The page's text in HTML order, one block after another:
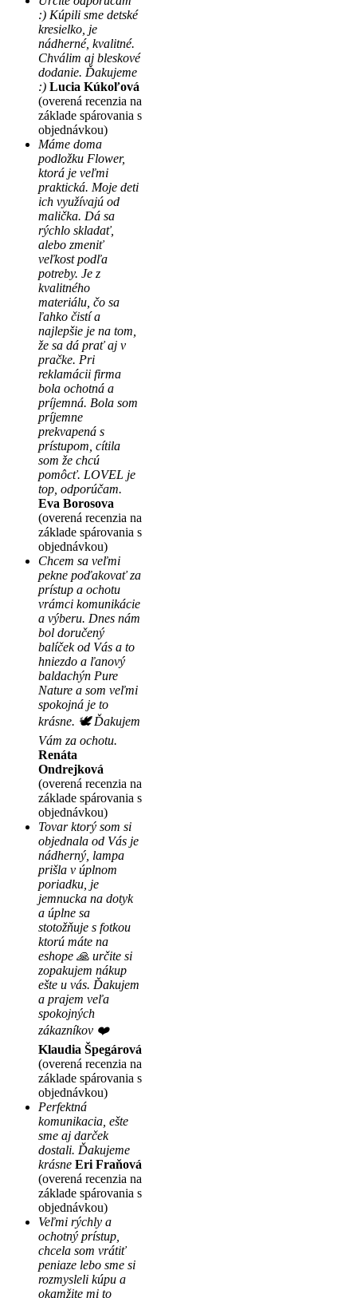
:) Kúpili sme detské
kresielko, je
nádherné, kvalitné.
Chválim aj bleskové
dodanie. Ďakujeme
:) Lucia Kúkoľová
(overená recenzia na
základe spárovania s
objednávkou)
Máme doma
podložku Flower,
ktorá je veľmi
praktická. Moje deti
ich využívajú od
malička. Dá sa
rýchlo skladať,
alebo zmeniť
veľkost podľa
potreby. Je z
kvalitného
materiálu, čo sa
ľahko čistí a
najlepšie je na tom,
že sa dá prať aj v
pračke. Pri
reklamácii firma
bola ochotná a
príjemná. Bola som
príjemne
prekvapená s
prístupom, cítila
som že chcú
pomôcť. LOVEL je
top, odporúčam.
Eva Borosova
(overená recenzia na
základe spárovania s
objednávkou)
Chcem sa veľmi
pekne poďakovať za
prístup a ochotu
vrámci komunikácie
a výberu. Dnes nám
bol doručený
balíček od Vás a to
hniezdo a ľanový
baldachýn Pure
Nature a som veľmi
spokojná je to
krásne. 🕊 Ďakujem
Vám za ochotu.
Renáta
Ondrejková
(overená recenzia na
základe spárovania s
objednávkou)
Tovar ktorý som si
objednala od Vás je
nádherný, lampa
prišla v úplnom
poriadku, je
jemnucka na dotyk
a úplne sa
stotožňuje s fotkou
ktorú máte na
eshope 🙏 určite si
zopakujem nákup
ešte u vás. Ďakujem
a prajem veľa
spokojných
zákazníkov ❤️
Klaudia Špegárová
(overená recenzia na
základe spárovania s
objednávkou)
Perfektná
komunikacia, ešte
sme aj darček
dostali. Ďakujeme
krásne Eri Fraňová
(overená recenzia na
základe spárovania s
objednávkou)
Veľmi rýchly a
ochotný prístup,
chcela som vrátiť
peniaze lebo sme si
rozmysleli kúpu a
okamžite mi to